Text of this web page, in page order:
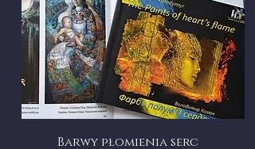
Barwy płomienia serc